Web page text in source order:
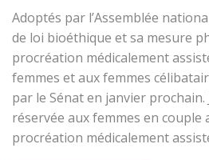
Adoptés par l’Assemblée
de loi bioéthique et sa mesure
procréation médicalement
femmes et aux femmes
par le Sénat en janvier prochain.
réservée aux femmes en couple
procréation médicalement